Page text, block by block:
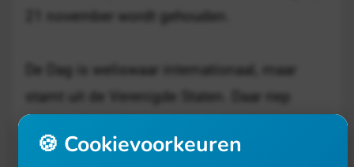
21 november wordt gehouden.
De Dag is weliswaar internationaal, maar
stamt uit de Verenigde Staten. Daar riep
Dag die door het Amerikaanse Congres zou
🍪 Cookievoorkeuren